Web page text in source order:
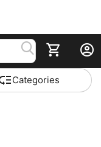
Сategories